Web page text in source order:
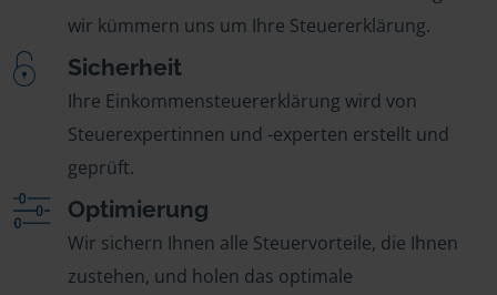
wir kümmern uns um Ihre Steuererklärung.
Sicherheit
Ihre Einkommensteuererklärung wird von
Steuerexpertinnen und -experten erstellt und
geprüft.
Optimierung
Wir sichern Ihnen alle Steuervorteile, die Ihnen
zustehen, und holen das optimale